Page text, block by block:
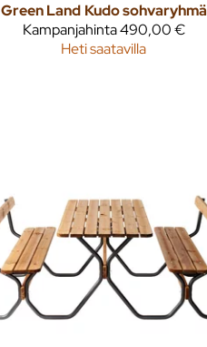
Green Land Kudo sohvaryhmä
Kampanjahinta490,00 €
Heti saatavilla